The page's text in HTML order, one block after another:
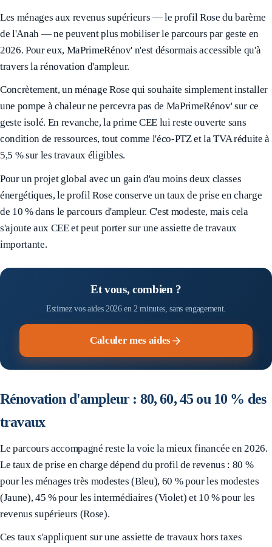
Les ménages aux revenus supérieurs — le profil Rose du barème
de l'Anah — ne peuvent plus mobiliser le parcours par geste en
2026. Pour eux, MaPrimeRénov' n'est désormais accessible qu'à
travers la rénovation d'ampleur.
Concrètement, un ménage Rose qui souhaite simplement installer
une pompe à chaleur ne percevra pas de MaPrimeRénov' sur ce
geste isolé. En revanche, la prime CEE lui reste ouverte sans
condition de ressources, tout comme l'éco-PTZ et la TVA réduite à
5,5 % sur les travaux éligibles.
Pour un projet global avec un gain d'au moins deux classes
énergétiques, le profil Rose conserve un taux de prise en charge
de 10 % dans le parcours d'ampleur. C'est modeste, mais cela
s'ajoute aux CEE et peut porter sur une assiette de travaux
importante.
Et vous, combien ?
Estimez vos aides 2026 en 2 minutes, sans engagement.
Calculer mes aides
Rénovation d'ampleur : 80, 60, 45 ou 10 % des
travaux
Le parcours accompagné reste la voie la mieux financée en 2026.
Le taux de prise en charge dépend du profil de revenus : 80 %
pour les ménages très modestes (Bleu), 60 % pour les modestes
(Jaune), 45 % pour les intermédiaires (Violet) et 10 % pour les
revenus supérieurs (Rose).
Ces taux s'appliquent sur une assiette de travaux hors taxes